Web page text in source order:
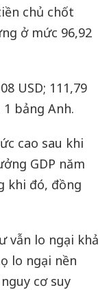
chủ chốt
ở mức 96,92
USD; 111,79
1 bảng Anh.
cao sau khi
GDP năm
khi đó, đồng
vẫn lo ngại khả
lo ngại nền
cơ suy